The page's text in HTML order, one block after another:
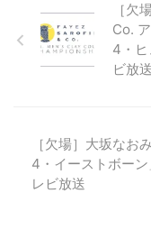
［欠
Co.
4・ヒ
ビ放送
［欠場］大坂なお
4・イーストボー
レビ放送